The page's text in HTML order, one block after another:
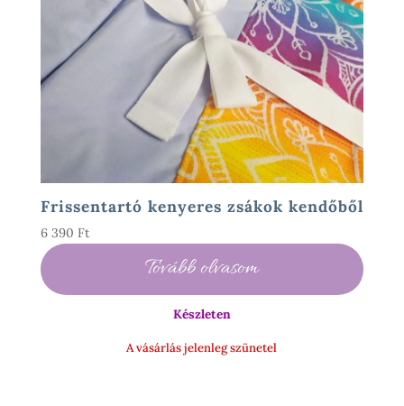
Frissentartó kenyeres zsákok kendőből
6 390 Ft
Tovább olvasom
Készleten
A vásárlás jelenleg szünetel